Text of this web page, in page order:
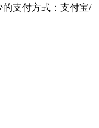
支付方式：支付宝/